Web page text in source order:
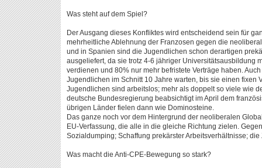
Was steht auf dem Spiel?
Der Ausgang dieses Konfliktes wird entscheidend sein für
mehrheitliche Ablehnung der Franzosen gegen die
und in Spanien sind die Jugendlichen schon derartigen
ausgeliefert, da sie trotz 4-6 jähriger Universitätsausbildung
verdienen und 80% nur mehr befristete Verträge haben.
Jugendlichen im Schnitt 10 Jahre warten, bis sie einen fixen
Jugendlichen sind arbeitslos; mehr als doppelt so viele wie
deutsche Bundesregierung beabsichtigt im April dem
übrigen Länder fielen dann wie Dominosteine.
Das ganze noch vor dem Hintergrund der neoliberalen
EU-Verfassung, die alle in die gleiche Richtung zielen.
Sozialdumping; Schaffung prekärster Arbeitsverhältnisse;
Was macht die Anti-CPE-Bewegung so stark?